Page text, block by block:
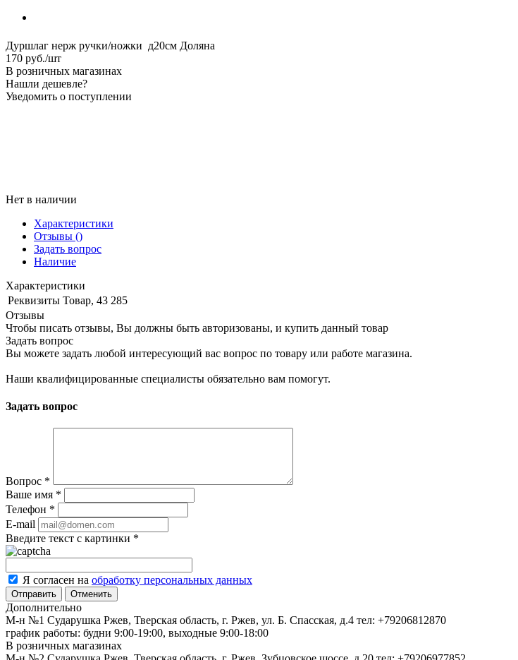
Дуршлаг нерж ручки/ножки д20см Доляна
170 руб./шт
В розничных магазинах
Нашли дешевле?
Уведомить о поступлении
Нет в наличии
Характеристики
Отзывы ()
Задать вопрос
Наличие
Характеристики
Реквизиты Товар, 43 285
Отзывы
Чтобы писать отзывы, Вы должны быть авторизованы, и купить данный товар
Задать вопрос
Вы можете задать любой интересующий вас вопрос по товару или работе магазина.
Наши квалифицированные специалисты обязательно вам помогут.
Задать вопрос
Вопрос *
Ваше имя *
Телефон *
E-mail
Введите текст с картинки *
Я согласен на обработку персональных данных
Отменить
Дополнительно
М-н №1 Сударушка Ржев, Тверская область, г. Ржев, ул. Б. Спасская, д.4 тел: +79206812870
график работы: будни 9:00-19:00, выходные 9:00-18:00
В розничных магазинах